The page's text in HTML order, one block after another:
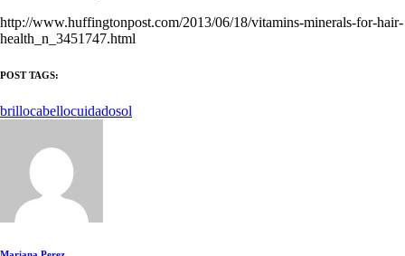
http://www.huffingtonpost.com/2013/06/18/vitamins-minerals-for-hair-
health_n_3451747.html
POST TAGS:
brillocabellocuidadosol